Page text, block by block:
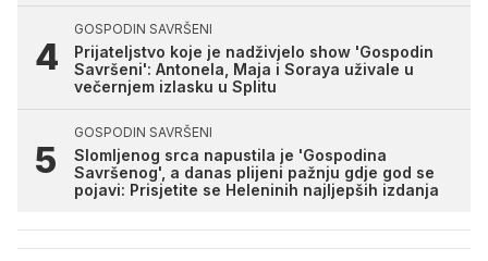
GOSPODIN SAVRŠENI
Prijateljstvo koje je nadživjelo show 'Gospodin
Savršeni': Antonela, Maja i Soraya uživale u
večernjem izlasku u Splitu
GOSPODIN SAVRŠENI
Slomljenog srca napustila je 'Gospodina
Savršenog', a danas plijeni pažnju gdje god se
pojavi: Prisjetite se Heleninih najljepših izdanja